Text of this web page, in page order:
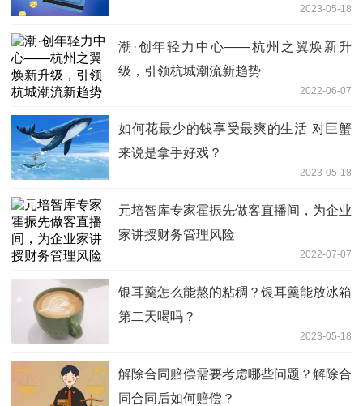
2023-05-18
潮·创年轻力中心——杭州之翼焕新升
级，引领杭城潮流新趋势
2022-06-07
如何花最少的钱享受最爽的生活 对巨蟹
来说是拿手好戏？
2023-05-18
元培智库专家霍振先做客直播间，为企业
家讲授财务管理风险
2022-07-07
银耳羹怎么能熬的粘稠？银耳羹能放冰箱
第二天喝吗？
2023-05-18
解除合同赔偿需要考虑哪些问题？解除合
同合同后如何赔偿？